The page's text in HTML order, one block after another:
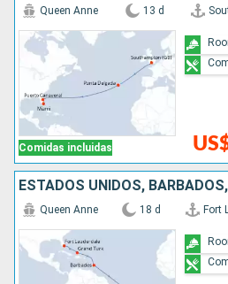
Comidas incluidas
Queen Anne 13 d
ESTADOS UNIDOS,
Queen Anne 18 d Fort